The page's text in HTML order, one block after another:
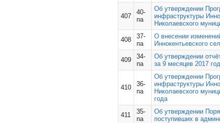
407
40-
па
Об утверждении
инфраструктуры
Николаевского
408
37-
па
О внесении
Иннокентьевского
409
34-
па
Об утверждении
за 9 месяцев 2017
410
36-
па
Об утверждении
инфраструктуры
Николаевского
года
411
35-
па
Об утверждении
поступивших в